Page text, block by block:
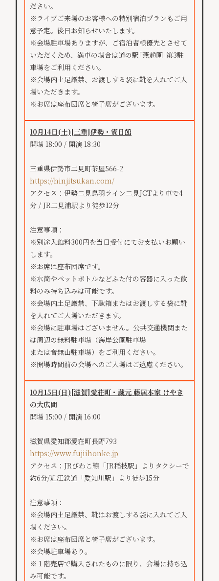
ださい。
※ライブご来場のお客様への特別宿泊プランもご用
意予定。後日お知らせいたします。
※会場駐車場ありますが、ご宿泊者様優先とさせて
いただくため、満車の場合は道の駅｢燕趙園｣第3駐
車場をご利用ください。
※会場内土足厳禁、お渡しする袋に靴を入れてご入
場いただきます。
※お席は座布団席と椅子席がございます。
10月14日(土)[三重]伊勢・賓日館
開場 18:00 / 開演 18:30
三重県伊勢市二見町茶屋566-2
https://hinjitsukan.com/
アクセス：伊勢二見鳥羽ライン二見JCTより車で4
分 / JR二見浦駅より徒歩12分
注意事項：
※別途入館料300円を当日受付にてお支払いお願い
します。
※お席は座布団席です。
※水筒やペットボトルなどふた付の容器に入った飲
料のみ持ち込みは可能です。
※会場内土足厳禁、下駄箱またはお渡しする袋に靴
を入れてご入場いただきます。
※会場に駐車場はございません。公共交通機関また
は周辺の無料駐車場（海岸公園駐車場
または音無山駐車場）をご利用ください。
※開場時間前の会場へのご入場はご遠慮ください。
10月15日(日)[滋賀]愛荘町・蔵元 藤居本家 けやき
の大広間
開場 15:00 / 開演 16:00
滋賀県愛知郡愛荘町長野793
https://www.fujiihonke.jp
アクセス：JRびわこ線「JR稲枝駅」よりタクシーで
約6分/近江鉄道「愛知川駅」より徒歩15分
注意事項：
※会場内土足厳禁、靴はお渡しする袋に入れてご入
場ください。
※お席は座布団席と椅子席がございます。
※会場駐車場あり。
※１階売店で購入されたものに限り、会場に持ち込
み可能です。